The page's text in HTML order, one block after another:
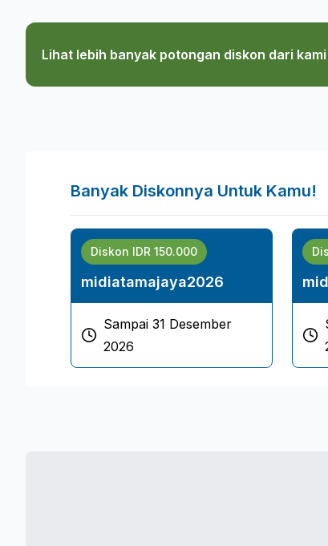
Lihat lebih banyak potongan diskon dari
Banyak Diskonnya Untuk Kamu!
Diskon IDR 150.000
midiatamajaya2026
Sampai 31 Desember
2026